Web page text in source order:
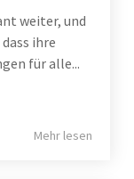
weiter, und
ihre
für alle...
Mehr lesen